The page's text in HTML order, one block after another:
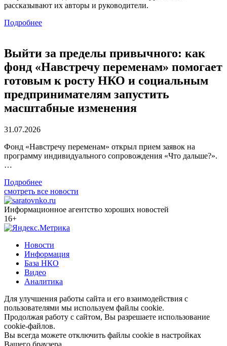
рассказывают их авторы и руководители.
Подробнее
Выйти за пределы привычного: как
фонд «Навстречу переменам» помогает
готовым к росту НКО и социальным
предпринимателям запустить
масштабные изменения
31.07.2026
Фонд «Навстречу переменам» открыл прием заявок на
программу индивидуального сопровождения «Что дальше?».
…
Подробнее
смотреть все новости
Информационное агентство хороших новостей
16+
Новости
Информация
База НКО
Видео
Аналитика
Для улучшения работы сайта и его взаимодействия с
пользователями мы используем файлы cookie.
Продолжая работу с сайтом, Вы разрешаете использование
cookie-файлов.
Вы всегда можете отключить файлы cookie в настройках
Вашего браузера.